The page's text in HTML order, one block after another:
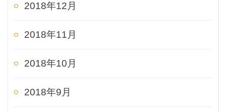
2018年12月
2018年11月
2018年10月
2018年9月